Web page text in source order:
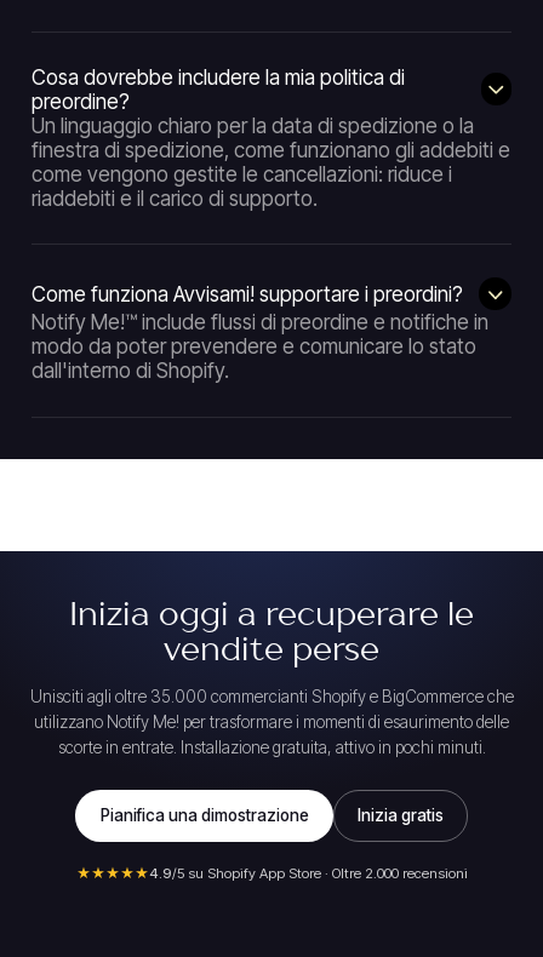
Cosa dovrebbe includere la mia politica di
preordine?
Un linguaggio chiaro per la data di spedizione o la
finestra di spedizione, come funzionano gli addebiti e
come vengono gestite le cancellazioni: riduce i
riaddebiti e il carico di supporto.
Come funziona Avvisami! supportare i preordini?
Notify Me!™ include flussi di preordine e notifiche in
modo da poter prevendere e comunicare lo stato
dall'interno di Shopify.
Inizia oggi a recuperare le
vendite perse
Unisciti agli oltre 35.000 commercianti Shopify e BigCommerce che
utilizzano Notify Me! per trasformare i momenti di esaurimento delle
scorte in entrate. Installazione gratuita, attivo in pochi minuti.
Pianifica una dimostrazione Inizia gratis
★★★★★4.9/5 su Shopify App Store · Oltre 2.000 recensioni